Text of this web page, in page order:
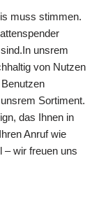
muss stimmen.
unsrem
von Nutzen
Sortiment.
das Ihnen in
Anruf wie
– wir freuen uns